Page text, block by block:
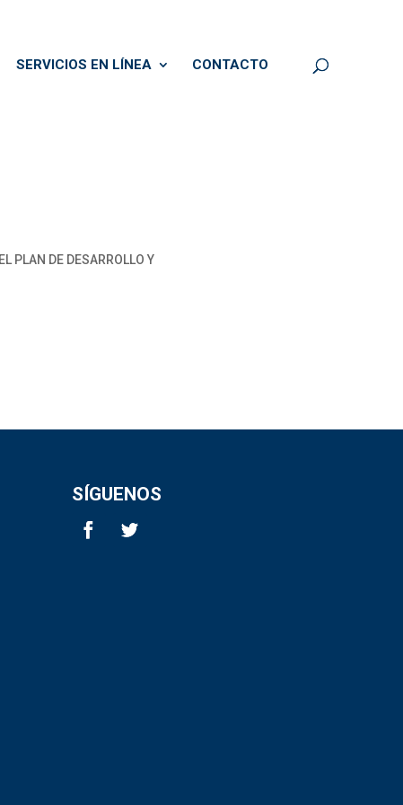
SERVICIOS EN LÍNEA CONTACTO
PLAN DE DESARROLLO Y
SÍGUENOS